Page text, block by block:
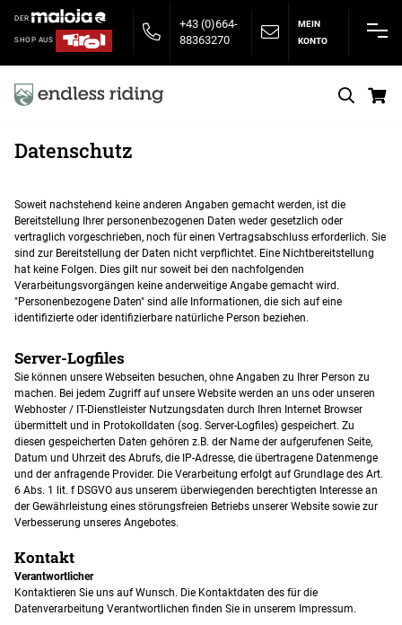
DER
SHOP AUS
+43 (0)664-
88363270
MEIN
KONTO
Datenschutz
Soweit nachstehend keine anderen Angaben gemacht werden, ist die
Bereitstellung Ihrer personenbezogenen Daten weder gesetzlich oder
vertraglich vorgeschrieben, noch für einen Vertragsabschluss erforderlich. Sie
sind zur Bereitstellung der Daten nicht verpflichtet. Eine Nichtbereitstellung
hat keine Folgen. Dies gilt nur soweit bei den nachfolgenden
Verarbeitungsvorgängen keine anderweitige Angabe gemacht wird.
"Personenbezogene Daten" sind alle Informationen, die sich auf eine
identifizierte oder identifizierbare natürliche Person beziehen.
Server-Logfiles
Sie können unsere Webseiten besuchen, ohne Angaben zu Ihrer Person zu
machen. Bei jedem Zugriff auf unsere Website werden an uns oder unseren
Webhoster / IT-Dienstleister Nutzungsdaten durch Ihren Internet Browser
übermittelt und in Protokolldaten (sog. Server-Logfiles) gespeichert. Zu
diesen gespeicherten Daten gehören z.B. der Name der aufgerufenen Seite,
Datum und Uhrzeit des Abrufs, die IP-Adresse, die übertragene Datenmenge
und der anfragende Provider. Die Verarbeitung erfolgt auf Grundlage des Art.
6 Abs. 1 lit. f DSGVO aus unserem überwiegenden berechtigten Interesse an
der Gewährleistung eines störungsfreien Betriebs unserer Website sowie zur
Verbesserung unseres Angebotes.
Kontakt
Verantwortlicher
Kontaktieren Sie uns auf Wunsch. Die Kontaktdaten des für die
Datenverarbeitung Verantwortlichen finden Sie in unserem Impressum.